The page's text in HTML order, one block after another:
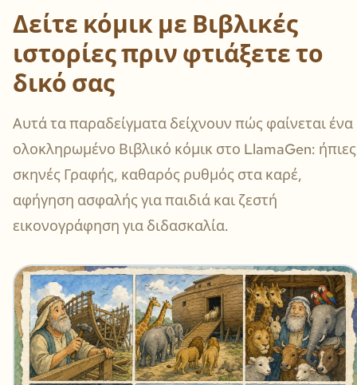
Δείτε κόμικ με Βιβλικές
ιστορίες πριν φτιάξετε το
δικό σας
Αυτά τα παραδείγματα δείχνουν πώς φαίνεται ένα
ολοκληρωμένο Βιβλικό κόμικ στο LlamaGen: ήπιες
σκηνές Γραφής, καθαρός ρυθμός στα καρέ,
αφήγηση ασφαλής για παιδιά και ζεστή
εικονογράφηση για διδασκαλία.